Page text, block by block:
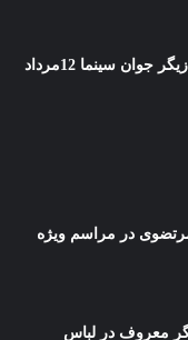
درگذشت مریم همتیان بازیگر جوان سینما 12مرداد
در مراسم ویژه
معروف در لباس